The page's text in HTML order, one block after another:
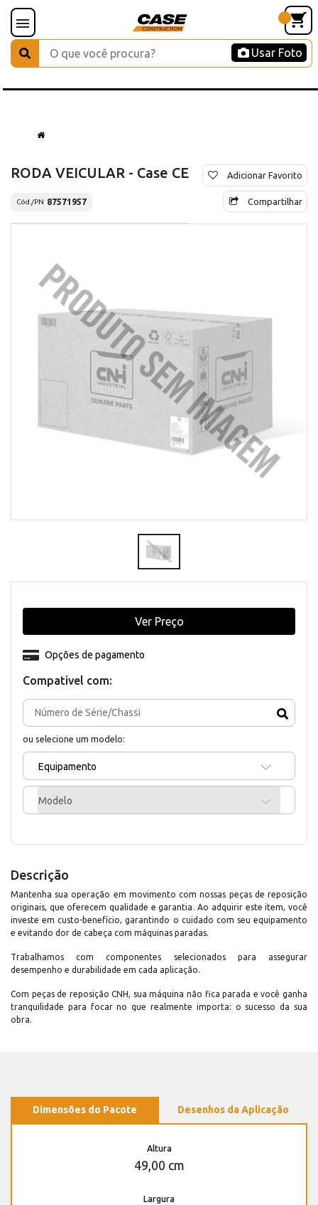
Usar Foto
RODA VEICULAR - Case CE
Cód./PN 87571957
Adicionar Favorito
Compartilhar
Compativel com:
ou selecione um modelo:
Equipamento
Modelo
Opções de pagamento
Ver Preço
Descrição
Mantenha sua operação em movimento com nossas peças de reposição
originais, que oferecem qualidade e garantia. Ao adquirir este item, você
investe em custo-benefício, garantindo o cuidado com seu equipamento
e evitando dor de cabeça com máquinas paradas.
Trabalhamos com componentes selecionados para assegurar
desempenho e durabilidade em cada aplicação.
Com peças de reposição CNH, sua máquina não fica parada e você ganha
tranquilidade para focar no que realmente importa: o sucesso da sua
obra.
Dimensões do Pacote Desenhos da Aplicação
Altura
49,00 cm
Largura